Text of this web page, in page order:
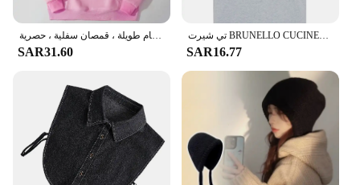
SAR31.60
تي شيرت BRUNELLO CUCINELLI صيفي أنيق بأكمام قصيرة، مطبوع عليه حرف واحد فقط من القطن للرجال والنساء
SAR16.77